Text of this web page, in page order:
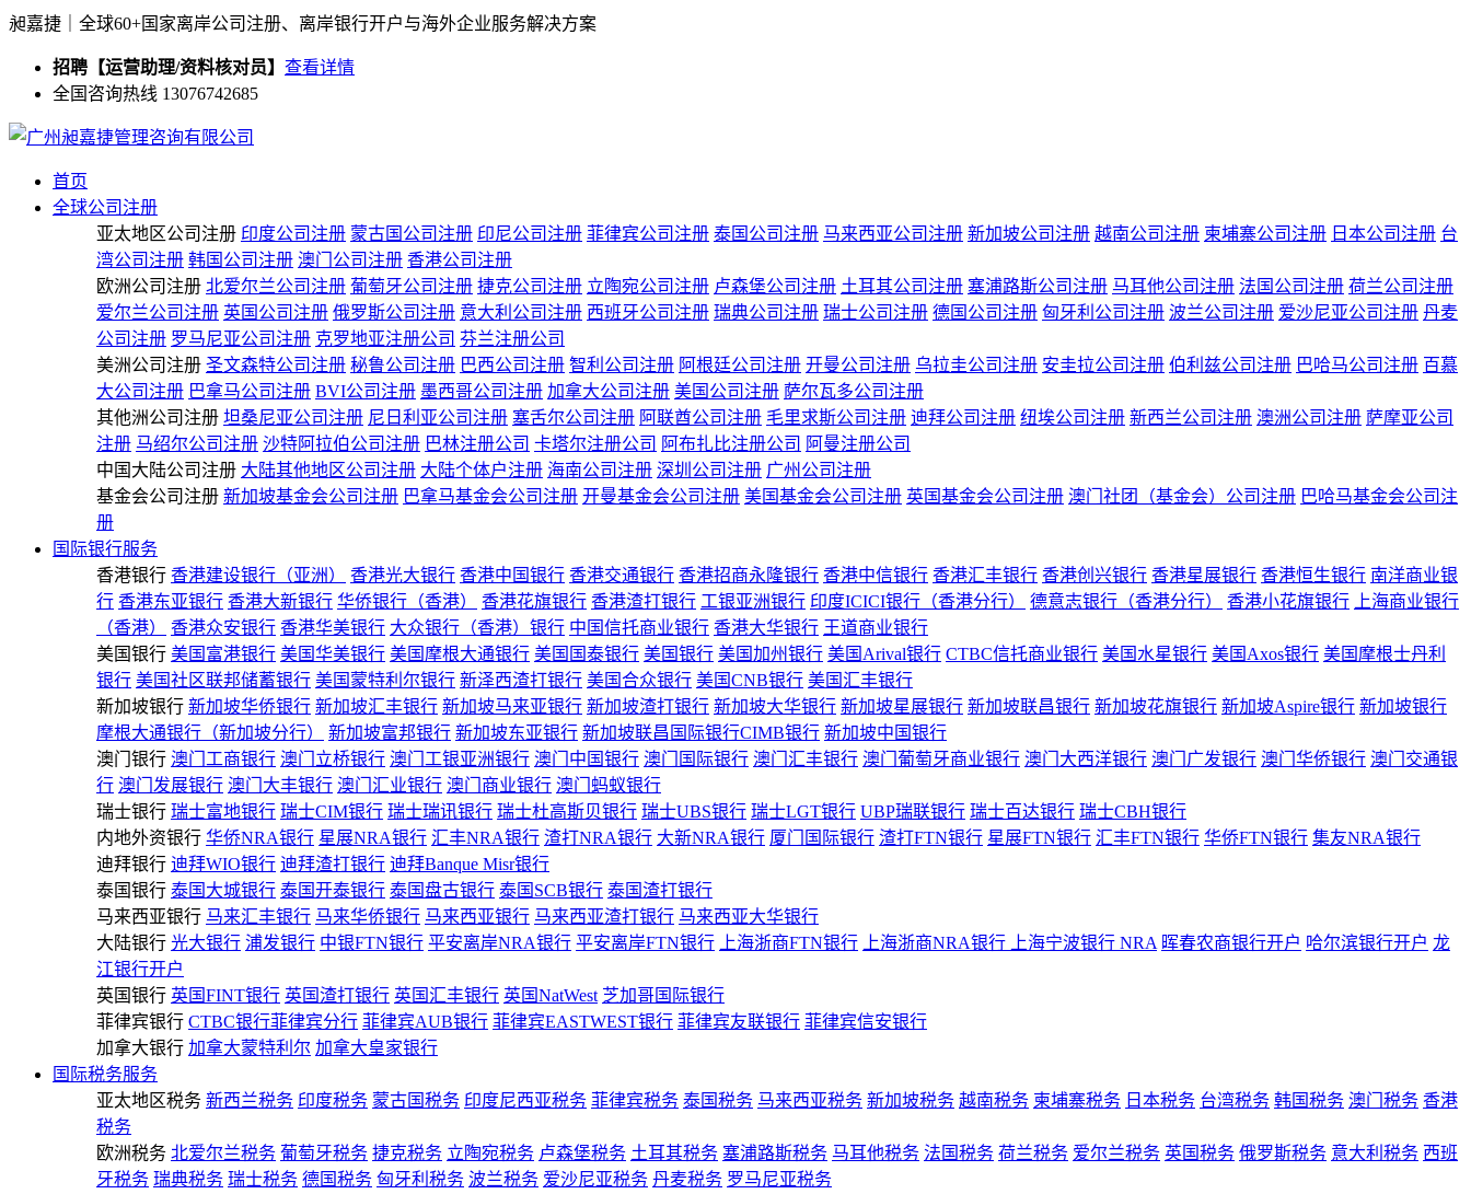
昶嘉捷｜全球60+国家离岸公司注册、离岸银行开户与海外企业服务解决方案
招聘【运营助理/资料核对员】 查看详情
全国咨询热线 13076742685
首页
全球公司注册
亚太地区公司注册 印度公司注册 蒙古国公司注册 印尼公司注册 菲律宾公司注册 泰国公司注册 马来西亚公司注册 新加坡公司注册 越南公司注册 柬埔寨公司注册 日本公司注册 台
湾公司注册 韩国公司注册 澳门公司注册 香港公司注册
欧洲公司注册 北爱尔兰公司注册 葡萄牙公司注册 捷克公司注册 立陶宛公司注册 卢森堡公司注册 土耳其公司注册 塞浦路斯公司注册 马耳他公司注册 法国公司注册 荷兰公司注册
爱尔兰公司注册 英国公司注册 俄罗斯公司注册 意大利公司注册 西班牙公司注册 瑞典公司注册 瑞士公司注册 德国公司注册 匈牙利公司注册 波兰公司注册 爱沙尼亚公司注册 丹麦
公司注册 罗马尼亚公司注册 克罗地亚注册公司 芬兰注册公司
美洲公司注册 圣文森特公司注册 秘鲁公司注册 巴西公司注册 智利公司注册 阿根廷公司注册 开曼公司注册 乌拉圭公司注册 安圭拉公司注册 伯利兹公司注册 巴哈马公司注册 百慕
大公司注册 巴拿马公司注册 BVI公司注册 墨西哥公司注册 加拿大公司注册 美国公司注册 萨尔瓦多公司注册
其他洲公司注册 坦桑尼亚公司注册 尼日利亚公司注册 塞舌尔公司注册 阿联酋公司注册 毛里求斯公司注册 迪拜公司注册 纽埃公司注册 新西兰公司注册 澳洲公司注册 萨摩亚公司
注册 马绍尔公司注册 沙特阿拉伯公司注册 巴林注册公司 卡塔尔注册公司 阿布扎比注册公司 阿曼注册公司
中国大陆公司注册 大陆其他地区公司注册 大陆个体户注册 海南公司注册 深圳公司注册 广州公司注册
基金会公司注册 新加坡基金会公司注册 巴拿马基金会公司注册 开曼基金会公司注册 美国基金会公司注册 英国基金会公司注册 澳门社团（基金会）公司注册 巴哈马基金会公司注
册
国际银行服务
香港银行 香港建设银行（亚洲） 香港光大银行 香港中国银行 香港交通银行 香港招商永隆银行 香港中信银行 香港汇丰银行 香港创兴银行 香港星展银行 香港恒生银行 南洋商业银
行 香港东亚银行 香港大新银行 华侨银行（香港） 香港花旗银行 香港渣打银行 工银亚洲银行 印度ICICI银行（香港分行） 德意志银行（香港分行） 香港小花旗银行
上海商业银行
（香港）
香港众安银行 香港华美银行 大众银行（香港）银行 中国信托商业银行 香港大华银行 王道商业银行
美国银行 美国富港银行 美国华美银行 美国摩根大通银行 美国国泰银行 美国银行 美国加州银行 美国Arival银行 CTBC信托商业银行 美国水星银行 美国Axos银行 美国摩根士丹利
银行 美国社区联邦储蓄银行 美国蒙特利尔银行 新泽西渣打银行 美国合众银行 美国CNB银行 美国汇丰银行
新加坡银行 新加坡华侨银行 新加坡汇丰银行 新加坡马来亚银行 新加坡渣打银行 新加坡大华银行 新加坡星展银行 新加坡联昌银行 新加坡花旗银行 新加坡Aspire银行 新加坡银行
摩根大通银行（新加坡分行）
新加坡富邦银行 新加坡东亚银行 新加坡联昌国际银行CIMB银行 新加坡中国银行
澳门银行 澳门工商银行 澳门立桥银行 澳门工银亚洲银行 澳门中国银行 澳门国际银行 澳门汇丰银行 澳门葡萄牙商业银行 澳门大西洋银行 澳门广发银行 澳门华侨银行 澳门交通银
行 澳门发展银行 澳门大丰银行 澳门汇业银行 澳门商业银行 澳门蚂蚁银行
瑞士银行 瑞士富地银行 瑞士CIM银行 瑞士瑞讯银行 瑞士杜高斯贝银行 瑞士UBS银行 瑞士LGT银行 UBP瑞联银行 瑞士百达银行 瑞士CBH银行
内地外资银行 华侨NRA银行 星展NRA银行 汇丰NRA银行 渣打NRA银行 大新NRA银行 厦门国际银行 渣打FTN银行 星展FTN银行 汇丰FTN银行 华侨FTN银行 集友NRA银行
迪拜银行 迪拜WIO银行 迪拜渣打银行 迪拜Banque Misr银行
泰国银行 泰国大城银行 泰国开泰银行 泰国盘古银行 泰国SCB银行 泰国渣打银行
马来西亚银行 马来汇丰银行 马来华侨银行 马来西亚银行 马来西亚渣打银行 马来西亚大华银行
大陆银行 光大银行 浦发银行 中银FTN银行 平安离岸NRA银行 平安离岸FTN银行 上海浙商FTN银行 上海浙商NRA银行 上海宁波银行 NRA 晖春农商银行开户 哈尔滨银行开户 龙
江银行开户
英国银行 英国FINT银行 英国渣打银行 英国汇丰银行 英国NatWest 芝加哥国际银行
菲律宾银行 CTBC银行菲律宾分行 菲律宾AUB银行 菲律宾EASTWEST银行 菲律宾友联银行 菲律宾信安银行
加拿大银行 加拿大蒙特利尔 加拿大皇家银行
国际税务服务
亚太地区税务 新西兰税务 印度税务 蒙古国税务 印度尼西亚税务 菲律宾税务 泰国税务 马来西亚税务 新加坡税务 越南税务 柬埔寨税务 日本税务 台湾税务 韩国税务 澳门税务 香港
税务
欧洲税务 北爱尔兰税务 葡萄牙税务 捷克税务 立陶宛税务 卢森堡税务 土耳其税务 塞浦路斯税务 马耳他税务 法国税务 荷兰税务 爱尔兰税务 英国税务 俄罗斯税务 意大利税务 西班
牙税务 瑞典税务 瑞士税务 德国税务 匈牙利税务 波兰税务 爱沙尼亚税务 丹麦税务 罗马尼亚税务